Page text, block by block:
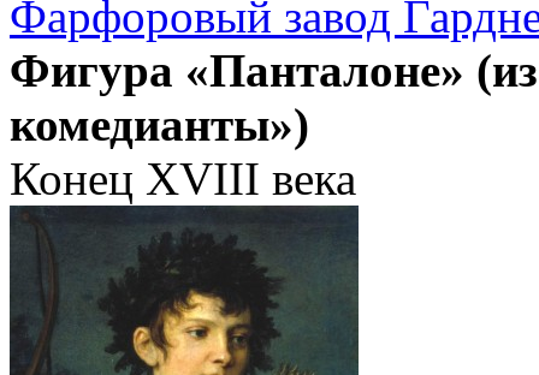
Фарфоровый завод
Фигура «Панталоне»
комедианты»)
Конец XVIII века